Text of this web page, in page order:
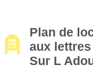
Plan de
aux
Sur L